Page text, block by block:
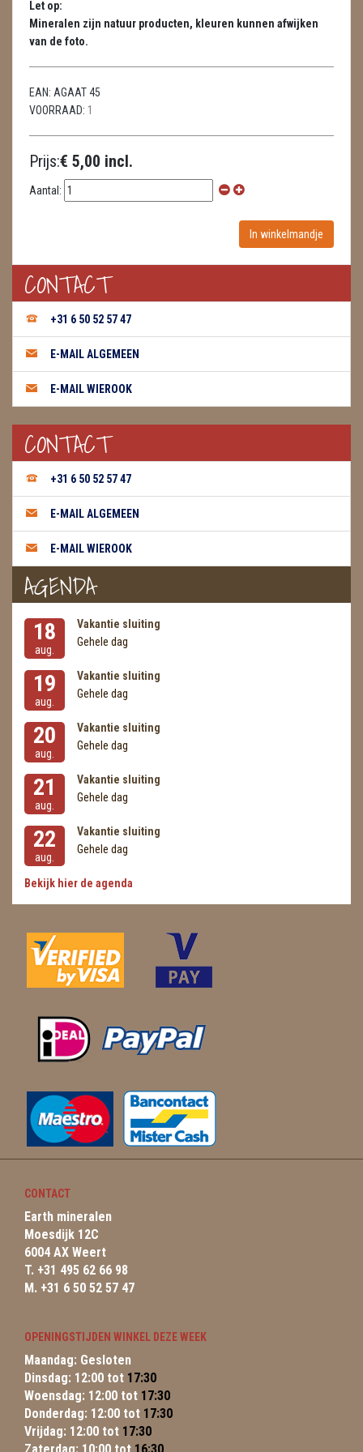
HUISREINIGING
KAARSEN
MASSAGE
READING EN PERSOONLIJK ADVIES
SELENIET
SPECIALE STUKKEN
TELEFOON KOORDEN
THEELICHTEN
VLINDERS
WIEROOK, OLIE & TOEBEHOREN
ZAKJES WATER ELIXERS
Let op:
Mineralen zijn natuur producten, kleuren kunnen afwijken
van de foto.
EAN: AGAAT 45
VOORRAAD: 1
Prijs:€ 5,00 incl.
Aantal:
CONTACT
+31 6 50 52 57 47
E-MAIL ALGEMEEN
E-MAIL WIEROOK
CONTACT
+31 6 50 52 57 47
E-MAIL ALGEMEEN
E-MAIL WIEROOK
AGENDA
18
aug.
Vakantie sluiting
Gehele dag
19
aug.
Vakantie sluiting
Gehele dag
20
aug.
Vakantie sluiting
Gehele dag
21
aug.
Vakantie sluiting
Gehele dag
22
aug.
Vakantie sluiting
Gehele dag
Bekijk hier de agenda
CONTACT
Earth mineralen
Moesdijk 12C
6004 AX Weert
T. +31 495 62 66 98
M. +31 6 50 52 57 47
OPENINGSTIJDEN WINKEL DEZE WEEK
Maandag: Gesloten
Dinsdag: 12:00 tot 17:30
Woensdag: 12:00 tot 17:30
Donderdag: 12:00 tot 17:30
Vrijdag: 12:00 tot 17:30